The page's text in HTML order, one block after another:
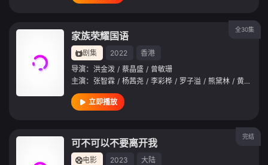
全30集
家族荣耀国语
剧集 2022
香港
导演： 洪金泼 / 蔡晶盛 / 曾敏珊
主演： 张智霖 / 杨茜尧 / 李彩桦 / 罗子溢 / 熊黛林 / 黄浩然
立即播放
完结
可不可以不要离开我
电影 2023
大陆